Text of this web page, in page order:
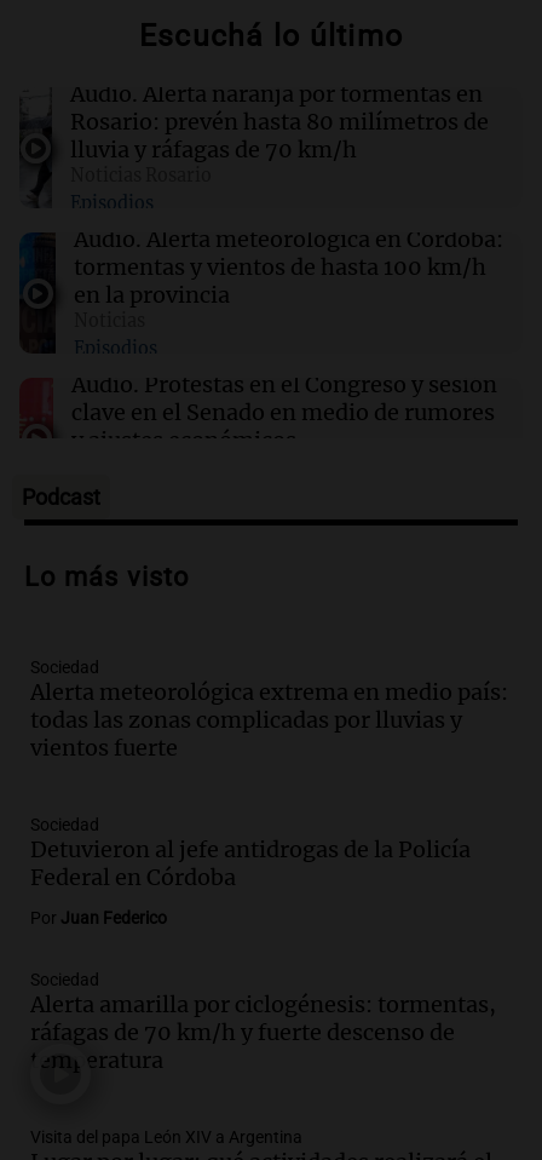
El Gobierno designó al nuevo Director del
Servicio Meteorológico Nacional
Candela Arizaga se refirió al escándalo con
Facundo Moyano: "Tengo errores como
cualquiera"
Nigeria: Presidente celebra rescate de 308
secuestrados en una operación histórica
Escuchá lo último
Audio. Alerta naranja por tormentas en
Rosario: prevén hasta 80 milímetros de
lluvia y ráfagas de 70 km/h
Episodios
Audio. Alerta meteorológica en Córdoba:
tormentas y vientos de hasta 100 km/h
en la provincia
Episodios
Audio. Protestas en el Congreso y sesión
clave en el Senado en medio de rumores
y ajustes económicos
Episodios
Audio.El Papa León XIV visitará
marcan la actualidad nacional
Audio.
delincuentes persiguen y golpean a
motociclista para robarle
Panorama Federal
Audio.
disminuye un 0,69% en julio, según el
Mercado Norte
Episodios
marchará en San Luis contra reforma de
ley de tierras este jueves
Panorama Federal
Episodios
Córdoba: calor y alertas de tormenta
Podcast
Lo más visto
Sociedad
Alerta meteorológica extrema en medio país:
todas las zonas complicadas por lluvias y
vientos fuerte
Sociedad
Detuvieron al jefe antidrogas de la Policía
Federal en Córdoba
Por Juan Federico
Sociedad
Alerta amarilla por ciclogénesis: tormentas,
ráfagas de 70 km/h y fuerte descenso de
temperatura
Visita del papa León XIV a Argentina